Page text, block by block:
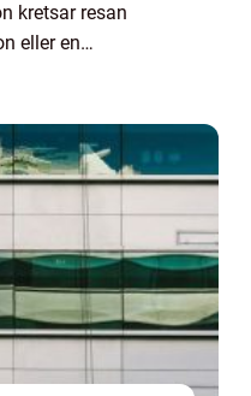
kretsar resan
eller en